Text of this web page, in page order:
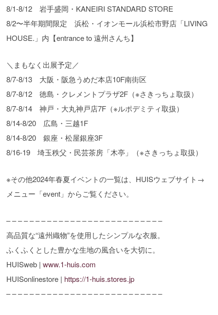
8/1-8/12 岩手盛岡・KANEIRI STANDARD STORE
8/2〜半年期間限定 浜松・イオンモール浜松市野店「LIVING
HOUSE.」内【entrance to 遠州さんち】
＼まもなく出展予定／
8/7-8/13 大阪・阪急うめだ本店10F南街区
8/7-8/12 徳島・クレメントプラザ2F（※さきっちょ取扱）
8/7-8/14 神戸・大丸神戸店7F（※ルポデミティ取扱）
8/14-8/20 広島・三越1F
8/14-8/20 銀座・松屋銀座3F
8/16-19 埼玉秩父・民芸茶房「木亭」（※さきっちょ取扱）
※その他2024年春夏イベントの一覧は、HUISウェブサイト→
メニュー「event」からご覧ください。
– – – – – – – – – – – – – – – – – – – – – – – – – – –
高品質な“遠州織物”を使用したシンプルな衣服。
ふくふくとした豊かな生地の風合いを大切に。
HUISweb |www.1-huis.com
HUISonlinestore | https://1-huis.stores.jp
– – – – – – – – – – – – – – – – – – – – – – – – – – –